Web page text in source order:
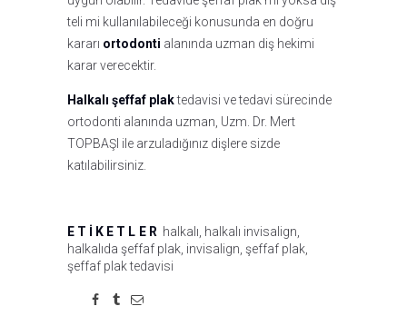
teli mi kullanılabileceği konusunda en doğru
kararı ortodonti alanında uzman diş hekimi
karar verecektir.
Halkalı şeffaf plaktedavisi ve tedavi sürecinde
ortodonti alanında uzman, Uzm. Dr. Mert
TOPBAŞI ile arzuladığınız dişlere sizde
katılabilirsiniz.
ETIKETLER halkalı halkalı invisalign
halkalıda şeffaf plak invisalign şeffaf plak
şeffaf plak tedavisi